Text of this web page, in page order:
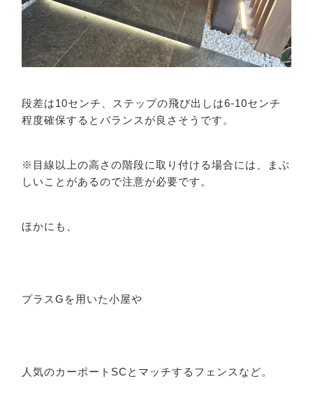
段差は10センチ、ステップの飛び出しは6-10センチ
程度確保するとバランスが良さそうです。
※目線以上の高さの階段に取り付ける場合には、まぶ
しいことがあるので注意が必要です。
ほかにも、
プラスGを用いた小屋や
人気のカーポートSCとマッチするフェンスなど。